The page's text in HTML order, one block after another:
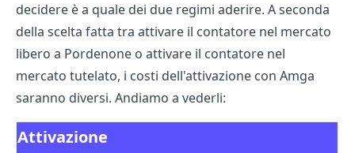
decidere è a quale dei due regimi aderire. A seconda
della scelta fatta tra attivare il contatore nel mercato
libero a Pordenone o attivare il contatore nel
mercato tutelato, i costi dell'attivazione con Amga
saranno diversi. Andiamo a vederli:
Attivazione